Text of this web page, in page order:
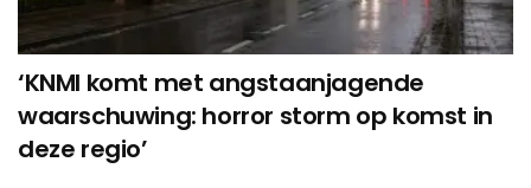
‘KNMI komt met angstaanjagende
waarschuwing: horror storm op komst in
deze regio’